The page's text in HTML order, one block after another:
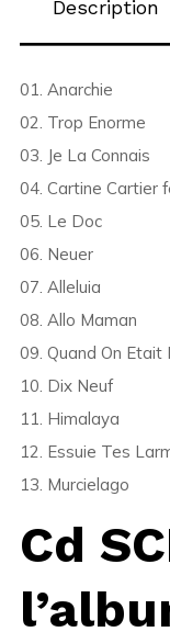
Description
01. Anarchie
02. Trop Enorme
03. Je La Connais
04. Cartine Cartier
05. Le Doc
06. Neuer
07. Alleluia
08. Allo Maman
09. Quand On Etait
10. Dix Neuf
11. Himalaya
12. Essuie Tes
13. Murcielago
Cd